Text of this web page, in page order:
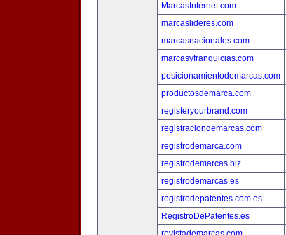
MarcasInternet.com
marcaslideres.com
marcasnacionales.com
marcasyfranquicias.com
posicionamientodemarcas.com
productosdemarca.com
registeryourbrand.com
registraciondemarcas.com
registrodemarca.com
registrodemarcas.biz
registrodemarcas.es
registrodepatentes.com.es
RegistroDePatentes.es